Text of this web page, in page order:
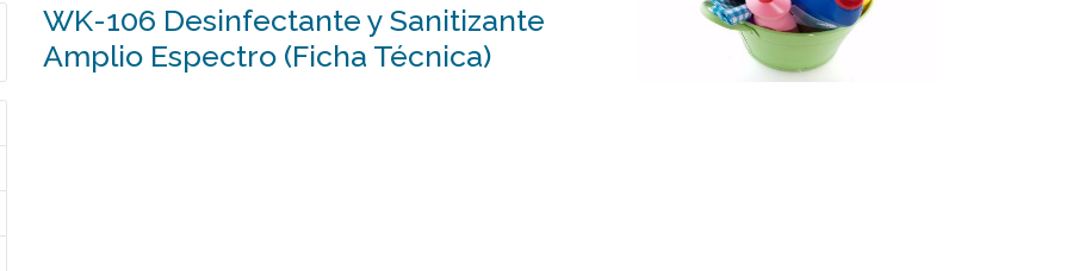
WK-106 Desinfectante y Sanitizante
Amplio Espectro (Ficha Técnica)